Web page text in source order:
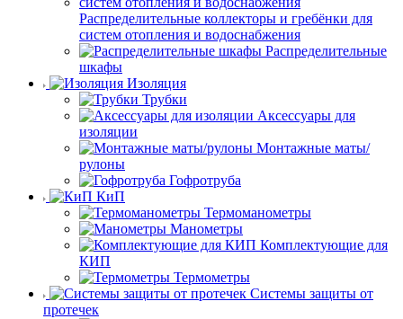
Распределительные коллекторы и гребёнки для
систем отопления и водоснабжения
Распределительные
шкафы
Изоляция
Трубки
Аксессуары для
изоляции
Монтажные маты/
рулоны
Гофротруба
КиП
Термоманометры
Манометры
Комплектующие для
КИП
Термометры
Системы защиты от
протечек